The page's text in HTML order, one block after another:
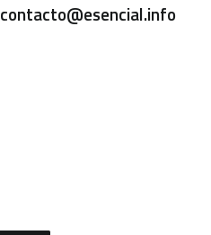
contacto@esencial.info